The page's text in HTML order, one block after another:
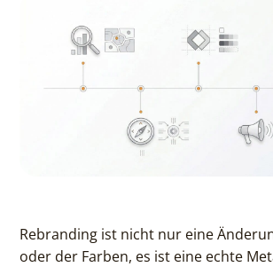
Rebranding ist nicht nur eine
oder der Farben, es ist eine echte